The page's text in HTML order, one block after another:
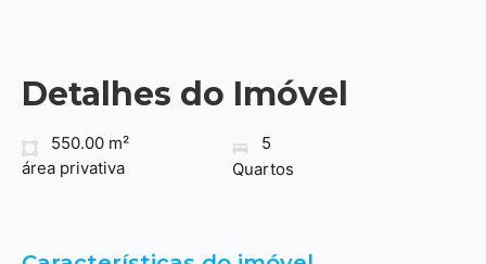
Detalhes do Imóvel
550.00 m²
área privativa
5
Quartos